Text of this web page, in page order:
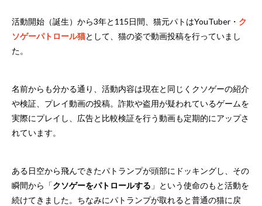
活動開始（誕生）から3年と115日間、猫元パトはYouTuber・ ク
ソゲーパトロール猫として、猫の姿で動画投稿を行っていまし
た。
名前からも分かる通り、活動内容は現在と同じくクソゲーの紹介
や検証、プレイ動画の投稿。詐欺や盗用が疑われているゲームを
実際にプレイし、広告と比較検証を行う動画も定期的にアップさ
れています。
ある日空から飛んできたパトランプが頭部にドッキングし、その
瞬間から「クソゲーをパトロールする 」という使命のもと活動を
続けてきました。ちなみにパトランプが取れると普通の猫に戻